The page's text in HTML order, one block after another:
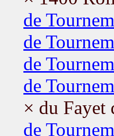
de
de
de
de
× du Fayet
de